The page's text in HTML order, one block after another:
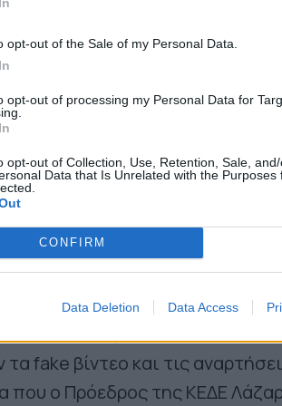
opt-out of the Sale of my Personal Data.
opt-out of processing my Personal Data for
opt-out of Collection, Use, Retention, Sale,
Data that Is Unrelated with the Purposes
CONFIRM
Data Deletion Data Access
βήμα μπροστά, όσον
αρμοδιοτήτων και
ότι κάποια πρόσωπα
σύστημα της μιας
και πολιτικής
θεσμού, την
των Δήμων και την ενίσχυση
αιρετών Διοικήσεων τους.
ότι τα γνωστά trolls
fake βίντεο και τις
που ο Πρόεδρος της ΚΕΔΕ